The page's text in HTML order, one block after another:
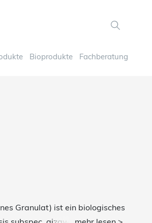
Bioprodukte Fachberatung
Granulat) ist ein biologisches